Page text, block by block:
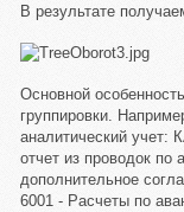
В результате
Основной
группировки.
аналитический учет:
отчет из проводок
дополнительное
6001 - Расчеты по